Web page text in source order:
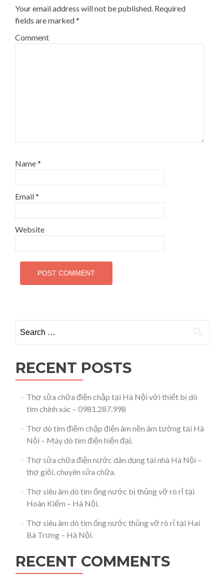
Your email address will not be published. Required
fields are marked*
Comment
Name*
Email*
Website
RECENT POSTS
Thợ sửa chữa điện chập tại Hà Nội với thiết bị dò
tìm chính xác – 0981.287.998
Thợ dò tìm điểm chập điện âm nền âm tường tại Hà
Nội – Máy dò tìm điện hiện đại.
Thợ sửa chữa điện nước dân dụng tại nhà Hà Nội –
thợ giỏi, chuyên sửa chữa.
Thợ siêu âm dò tìm ống nước bị thủng vỡ rò rỉ tại
Hoàn Kiếm – Hà Nội.
Thợ siêu âm dò tìm ống nước thủng vỡ rò rỉ tại Hai
Bà Trưng – Hà Nội.
RECENT COMMENTS